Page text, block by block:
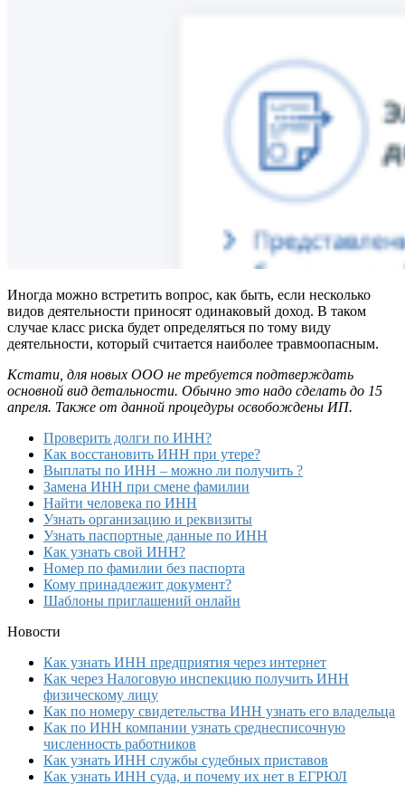
Иногда можно встретить вопрос, как быть, если несколько
видов деятельности приносят одинаковый доход. В таком
случае класс риска будет определяться по тому виду
деятельности, который считается наиболее травмоопасным.
Кстати, для новых ООО не требуется подтверждать
основной вид детальности. Обычно это надо сделать до 15
апреля. Также от данной процедуры освобождены ИП.
Проверить долги по ИНН?
Как восстановить ИНН при утере?
Выплаты по ИНН – можно ли получить ?
Замена ИНН при смене фамилии
Найти человека по ИНН
Узнать организацию и реквизиты
Узнать паспортные данные по ИНН
Как узнать свой ИНН?
Номер по фамилии без паспорта
Кому принадлежит документ?
Шаблоны приглашений онлайн
Новости
Как узнать ИНН предприятия через интернет
Как через Налоговую инспекцию получить ИНН
физическому лицу
Как по номеру свидетельства ИНН узнать его владельца
Как по ИНН компании узнать среднесписочную
численность работников
Как узнать ИНН службы судебных приставов
Как узнать ИНН суда, и почему их нет в ЕГРЮЛ